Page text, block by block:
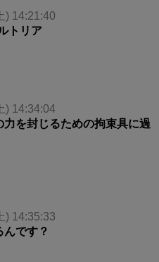
) 14:21:40
トリア
) 14:34:04
を封じるための拘束具に過
) 14:35:33
です？